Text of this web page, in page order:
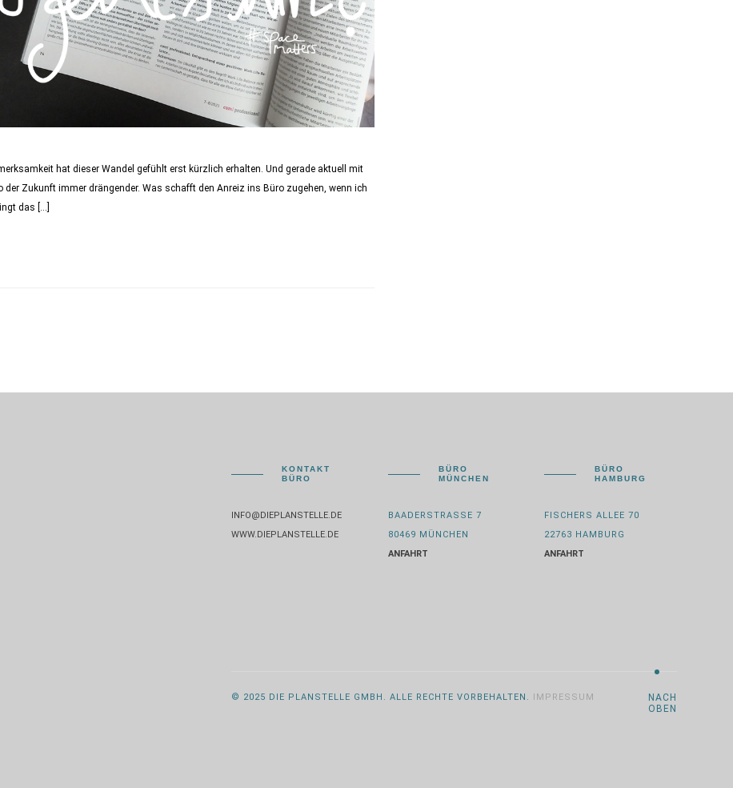
hat dieser Wandel gefühlt erst kürzlich erhalten. Und gerade aktuell mit
der Zukunft immer drängender. Was schafft den Anreiz ins Büro zugehen, wenn ich
das […]
KONTAKT
BÜRO
INFO@DIEPLANSTELLE.DE
WWW.DIEPLANSTELLE.DE
BÜRO
MÜNCHEN
BAADERSTRASSE 7
80469 MÜNCHEN
ANFAHRT
BÜRO
HAMBURG
FISCHERS ALLEE 70
22763 HAMBURG
ANFAHRT
© 2025 DIE PLANSTELLE GMBH. ALLE RECHTE VORBEHALTEN. IMPRESSUM
NACH
OBEN